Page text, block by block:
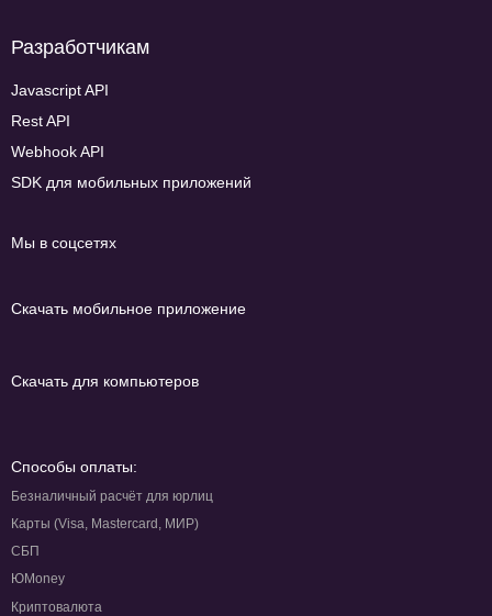
Разработчикам
Javascript API
Rest API
Webhook API
SDK для мобильных приложений
Мы в соцсетях
Скачать мобильное приложение
Скачать для компьютеров
Способы оплаты:
Безналичный расчёт для юрлиц
Карты (Visa, Mastercard, МИР)
СБП
ЮMoney
Криптовалюта